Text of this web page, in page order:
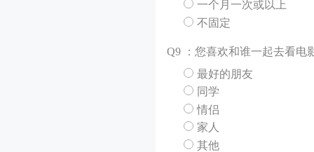
一个月一次或以上
不固定
Q9 ：您喜欢和谁一起去看电
最好的朋友
同学
情侣
家人
其他